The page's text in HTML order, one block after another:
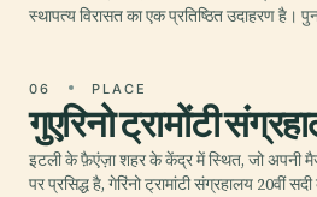
स्थापत्य विरासत का एक प्रतिष्ठित उदाहरण
06 PLACE
गुएरिनो ट्रामोंटी
इटली के फ़ैएंज़ा शहर के केंद्र में स्थित, जो अपनी
पर प्रसिद्ध है, गेरिंनो ट्रामांटी संग्रहालय 20वीं